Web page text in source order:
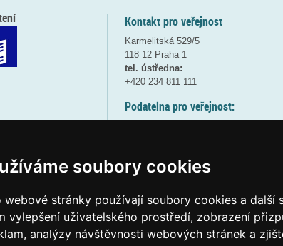
soubory cookies
webové stránky používají soubory cookies a další
vylepšení uživatelského prostředí, zobrazení
analýzy návštěvnosti webových stránek a
Kontakt pro veřejnost
Karmelitská 529/5
118 12 Praha 1
tel. ústředna:
+420 234 811 111
Podatelna pro veřejnost:
(více informací
Elektronická podatelna:
posta@msmtgov cz